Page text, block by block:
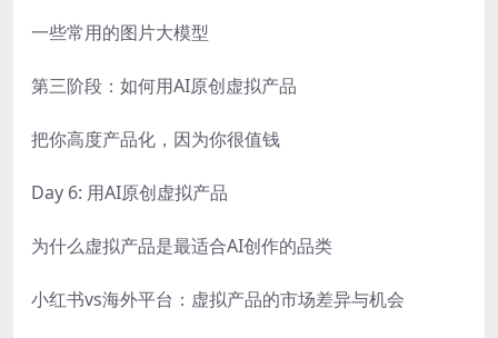
一些常用的图片大模型
第三阶段：如何用AI原创虚拟产品
把你高度产品化，因为你很值钱
Day 6: 用AI原创虚拟产品
为什么虚拟产品是最适合AI创作的品类
小红书vs海外平台：虚拟产品的市场差异与机会